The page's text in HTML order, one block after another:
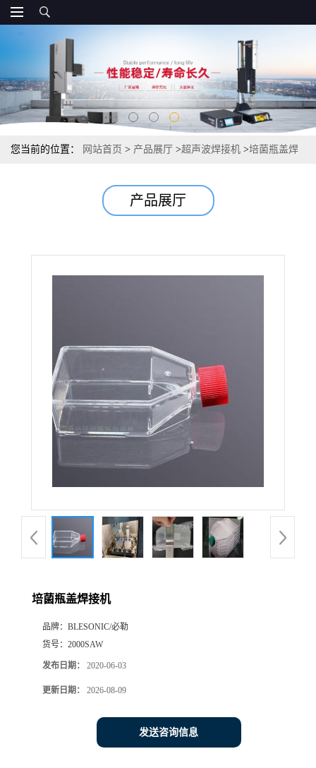
您当前的位置： 网站首页 > 产品展厅 >超声波焊接机 >培菌瓶盖焊
产品展厅
培菌瓶盖焊接机
品牌： BLESONIC/必勒
货号： 2000SAW
发布日期： 2020-06-03
更新日期： 2026-08-09
发送咨询信息